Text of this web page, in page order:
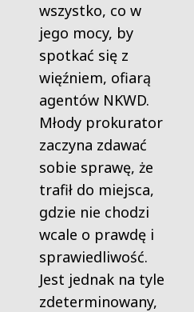
wszystko, co w
jego mocy, by
spotkać się z
więźniem, ofiarą
agentów NKWD.
Młody prokurator
zaczyna zdawać
sobie sprawę, że
trafił do miejsca,
gdzie nie chodzi
wcale o prawdę i
sprawiedliwość.
Jest jednak na tyle
zdeterminowany,